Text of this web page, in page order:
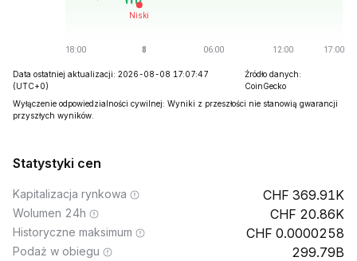
Data ostatniej aktualizacji: 2026-08-08 17:07:47
(UTC+0)
Źródło danych:
CoinGecko
Wyłączenie odpowiedzialności cywilnej: Wyniki z przeszłości nie stanowią gwarancji
przyszłych wyników.
Statystyki cen
Kapitalizacja rynkowa 369.91K
Wolumen 24h 20.86K
Historyczne maksimum 0.0000258
Podaż w obiegu 299.79B